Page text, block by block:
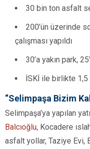
30 bin ton asfalt
200’ün üzerinde
çalışması yapıldı
30’a yakın park,
İSKİ ile birlikte 1,5
“Selimpaşa Bizim
Selimpaşa’ya yapılan
Balcıoğlu, Kocadere
asfalt yollar, Taziye Evi,